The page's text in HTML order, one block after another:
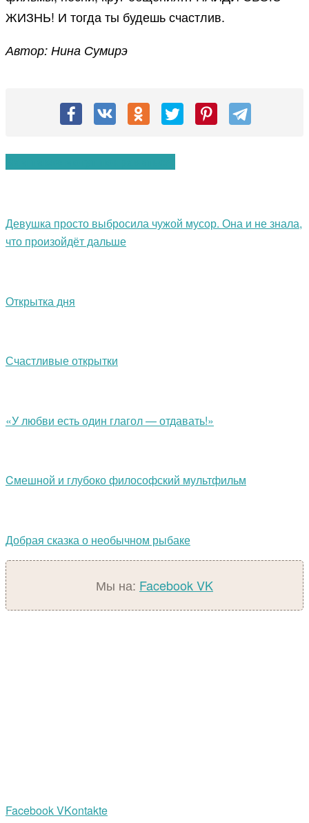
ЖИЗНЬ! И тогда ты будешь счастлив.
Автор: Нина Сумирэ
Девушка просто выбросила чужой мусор. Она и не знала,
что произойдёт дальше
Открытка дня
Счастливые открытки
«У любви есть один глагол — отдавать!»
Cмешной и глубоко философский мультфильм
Добрая сказка о необычном рыбаке
Мы на: FacebookVK
FacebookVKontakte